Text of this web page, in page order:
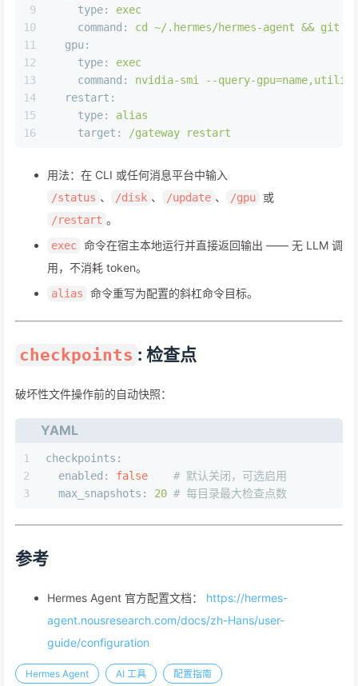
9
10
11
12
13
14
15
16
type:
exec
command:
cd ~/.hermes/hermes-agent && git
gpu:
type:
exec
command:
nvidia-smi
--query-
restart:
type:
alias
target:
/gateway restart
用法：在 CLI 或任何消息平台中输入
/status 、 /disk 、 /update 、 /gpu 或
/restart 。
exec 命令在宿主本地运行并直接返回输出 —— 无 LLM 调
用，不消耗 token。
alias 命令重写为配置的斜杠命令目标。
checkpoints : 检查点
破坏性文件操作前的自动快照：
YAML
1
2
3
checkpoints:
enabled:
false
# 默认关闭，可选启用
max_snapshots:
20 # 每目录最大检查点数
参考
Hermes Agent 官方配置文档： https://hermes-
agent.nousresearch.com/docs/zh-Hans/user-
guide/configuration
Hermes Agent AI 工具 配置指南